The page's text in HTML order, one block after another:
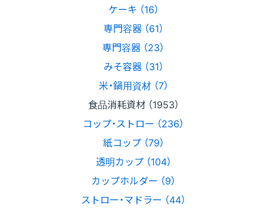
ケーキ （16）
専門容器 （61）
専門容器 （23）
みそ容器 （31）
米・鍋用資材 （7）
食品消耗資材 （1953）
コップ・ストロー （236）
紙コップ （79）
透明カップ （104）
カップホルダー （9）
ストロー・マドラー （44）